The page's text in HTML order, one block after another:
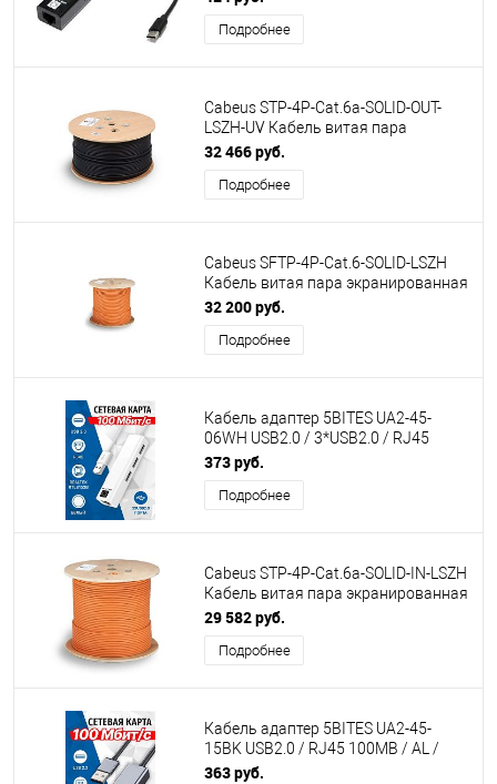
Подробнее
Cabeus STP-4P-Cat.6a-SOLID-OUT-
LSZH-UV Кабель витая пара
экранированная STP (U/FTP),
категория 6a (10GBE), 4 пары, (23
AWG), одножильный (solid), экран -
прокладки, (305м)
32 466 руб.
Подробнее
Cabeus SFTP-4P-Cat.6-SOLID-LSZH
Кабель витая пара экранированная
SFTP (SF/UTP), категория 6, 4 пары
0,57мм (23 AWG), одножильный
(305 м)
32 200 руб.
Подробнее
Кабель адаптер 5BITES UA2-45-
06WH USB2.0 / 3*USB2.0 / RJ45
100MB / WHITE
373 руб.
Подробнее
Cabeus STP-4P-Cat.6a-SOLID-IN-LSZH
Кабель витая пара экранированная
STP (U/FTP), категория 6a (10GBE), 4
пары, (23 AWG), одножильный
(solid), каждая пара в экране
29 582 руб.
Подробнее
Кабель адаптер 5BITES UA2-45-
15BK USB2.0 / RJ45 100MB / AL /
GREY
363 руб.